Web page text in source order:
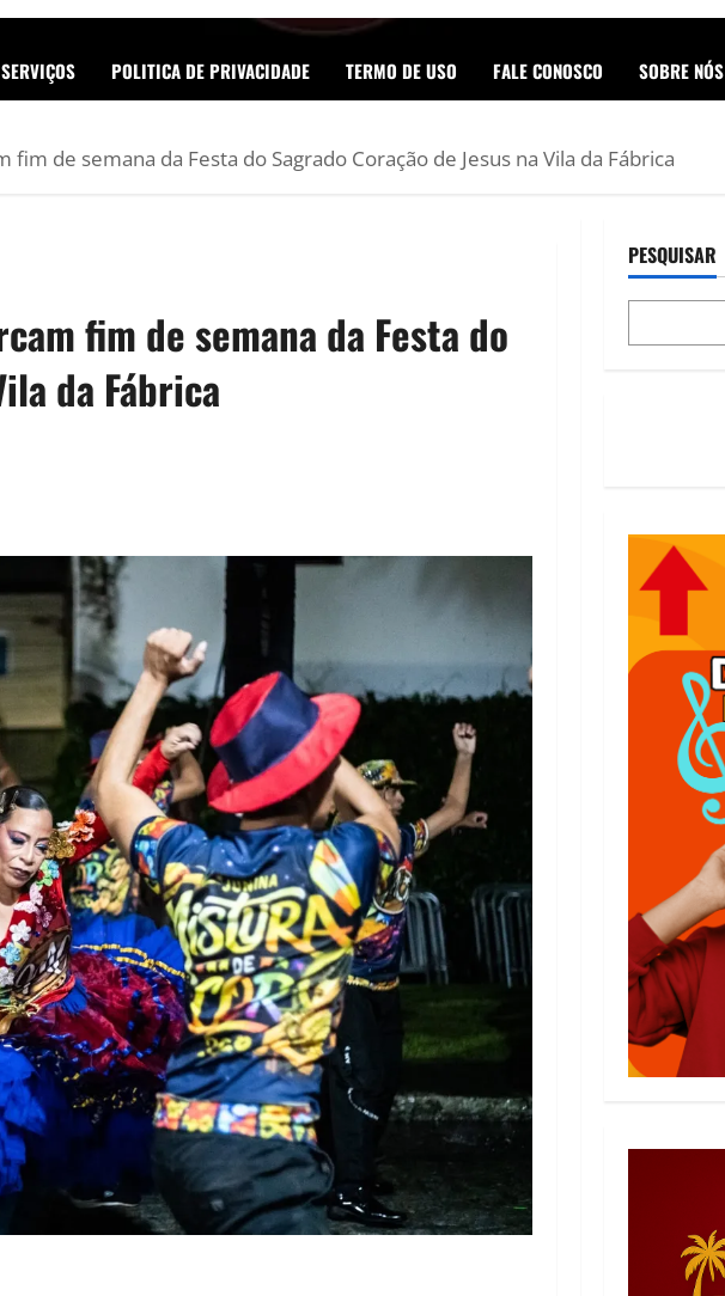
SERVIÇOS POLITICA DE PRIVACIDADE TERMO DE USO FALE CONOSCO SOBRE NÓS
de semana da Festa do Sagrado Coração de Jesus na Vila da Fábrica
fim de semana da Festa do
da Fábrica
PESQUISAR